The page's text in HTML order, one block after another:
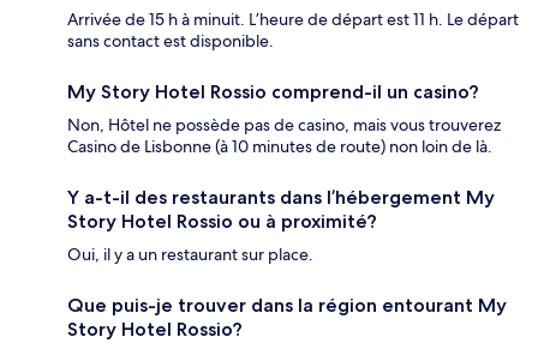
Arrivée de 15 h à minuit. L’heure de départ est 11 h. Le départ
sans contact est disponible.
My Story Hotel Rossio comprend-il un casino?
Non, Hôtel ne possède pas de casino, mais vous trouverez
Casino de Lisbonne (à 10 minutes de route) non loin de là.
Y a-t-il des restaurants dans l’hébergement My
Story Hotel Rossio ou à proximité?
Oui, il y a un restaurant sur place.
Que puis-je trouver dans la région entourant My
Story Hotel Rossio?